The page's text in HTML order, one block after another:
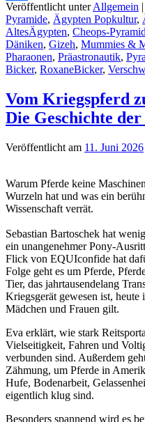
Teilen
Veröffentlicht unter Allgemein |
Pyramide, Ägypten Popkultur,
AltesÄgypten, Cheops-
Däniken, Gizeh, Mummies &
Pharaonen, Präastronautik,
Bicker, RoxaneBicker,
Vom Kriegspferd
Die Geschichte
Veröffentlicht am 11. Juni 2026
Warum Pferde keine
Wurzeln hat und was ein
Wissenschaft verrät.
Sebastian Bartoschek hat
ein unangenehmer Pony-
Flick von EQUIconfide hat
Folge geht es um Pferde,
Tier, das jahrtausendelang
Kriegsgerät gewesen ist,
Mädchen und Frauen gilt.
Eva erklärt, wie stark
Vielseitigkeit, Fahren und
verbunden sind. Außerdem
Zähmung, um Pferde in
Hufe, Bodenarbeit,
eigentlich klug sind.
Besonders spannend wird es